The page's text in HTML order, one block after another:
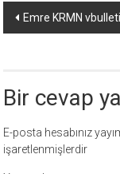
Yazı
Emre KRMN
Bir cevap
E-posta hesabınız
işaretlenmişlerdir